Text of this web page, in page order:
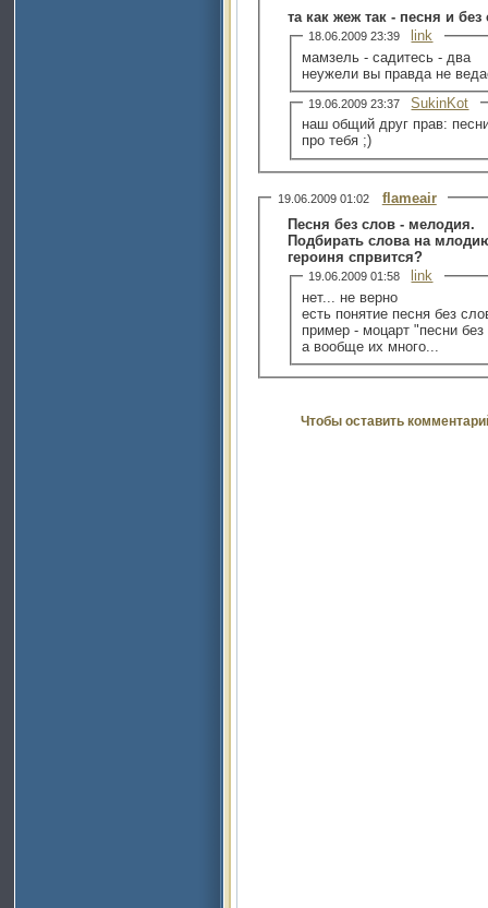
та как жеж так - песня и без
18.06.2009 23:39
link
мамзель - садитесь - два
неужели вы правда не
19.06.2009 23:37
SukinKot
наш общий друг прав:
про тебя ;)
19.06.2009 01:02
flameair
Песня без слов - мелодия.
Подбирать слова на
героиня спрвится?
19.06.2009 01:58
link
нет... не верно
есть понятие песня без
пример - моцарт "песни
а вообще их много...
Чтобы оставить